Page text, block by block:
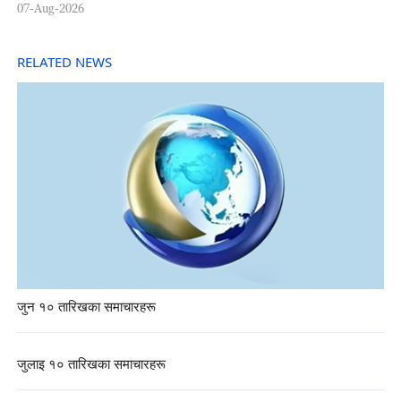
07-Aug-2026
RELATED NEWS
जुन १० तारिखका समाचारहरू
जुलाइ १० तारिखका समाचारहरू